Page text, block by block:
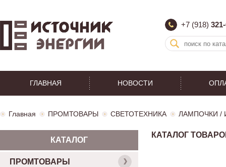
+7 (918)
ГЛАВНАЯ НОВОСТИ
Главная ПРОМТОВАРЫ СВЕТОТЕХНИКА ЛАМПОЧКИ /
КАТАЛОГ
КАТАЛОГ
ПРОМТОВАРЫ